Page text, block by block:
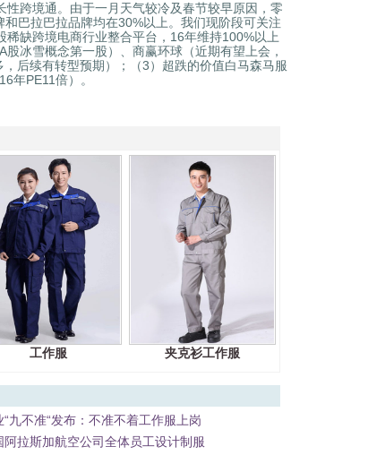
跨境通。由于一月天气较冷及春节较早原因，零
巴拉巴拉品牌均在30%以上。我们现阶段可关注
缺跨境电商行业整合平台，16年维持100%以上
冰雪概念第一股）、商赢环球（近期有望上会，
后续有转型预期）；（3）超跌的价值白马森马服
年PE11倍）。
工作服 夹克衫工作服
九不准“发布：不准不着工作服上岗
阿拉斯加航空公司全体员工设计制服